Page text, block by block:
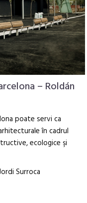
– Roldán
poate servi ca
în cadrul
ecologice şi
Surroca